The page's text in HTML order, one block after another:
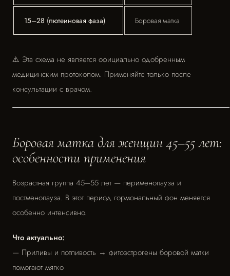
15–28 (лютеиновая фаза) Боровая матка
⚠️ Эта схема не является официально одобренным
медицинским протоколом. Применяйте только после
консультации с врачом.
Боровая матка для женщин 45–55 лет:
особенности применения
Возрастная группа 45–55 лет — перименопауза и
постменопауза. В этот период гормональный фон меняется
особенно интенсивно.
Что актуально:
— Приливы и потливость → фитоэстрогены боровой матки
помогают мягко